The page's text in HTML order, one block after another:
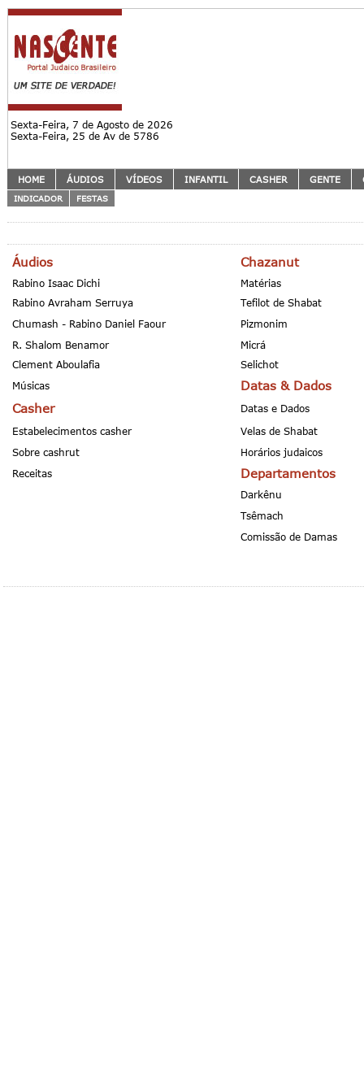
Sexta-Feira, 7 de Agosto de 2026
Sexta-Feira, 25 de Av de 5786
HOME ÁUDIOS VÍDEOS INFANTIL CASHER GENTE
INDICADOR FESTAS
Áudios Chazanut
Rabino Isaac Dichi
Matérias
Rabino Avraham Serruya
Tefilot de Shabat
Chumash - Rabino Daniel Faour
Pizmonim
R. Shalom Benamor
Micrá
Clement Aboulafia
Selichot
Músicas
Datas & Dados
Casher
Datas e Dados
Estabelecimentos casher
Velas de Shabat
Sobre cashrut
Horários judaicos
Receitas
Departamentos
Darkênu
Tsêmach
Comissão de Damas